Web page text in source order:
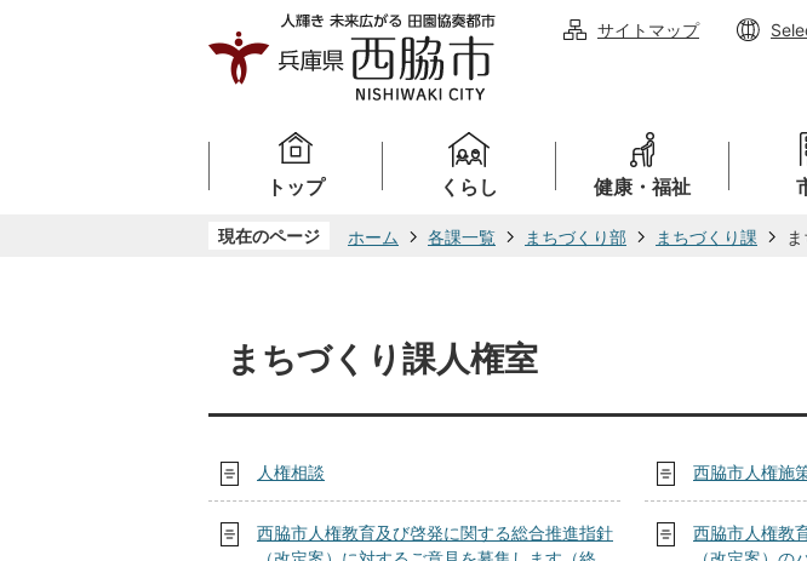
サイトマップ
トップ くらし 健康・福祉
現在のページ ホーム 各課一覧 まちづくり部 まちづくり課
まちづくり課人権室
人権相談 西脇市人権施
西脇市人権教育及び啓発に関する総合推進指針
西脇市人権教